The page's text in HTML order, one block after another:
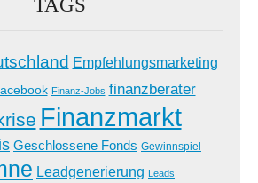
Empfehlungsmarketing
Finanz-Jobs finanzberater
Finanzmarkt
Geschlossene Fonds Gewinnspiel
Leadgenerierung Leads